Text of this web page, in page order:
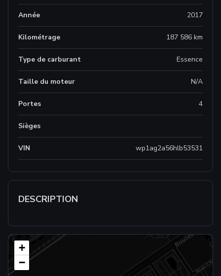
Année 2017
Kilométrage 187 586 km
Type de carburant Essence
Taille du moteur N/A
Portes 4
Sièges
VIN wp1ag2a56hlb53531
DESCRIPTION
+
−